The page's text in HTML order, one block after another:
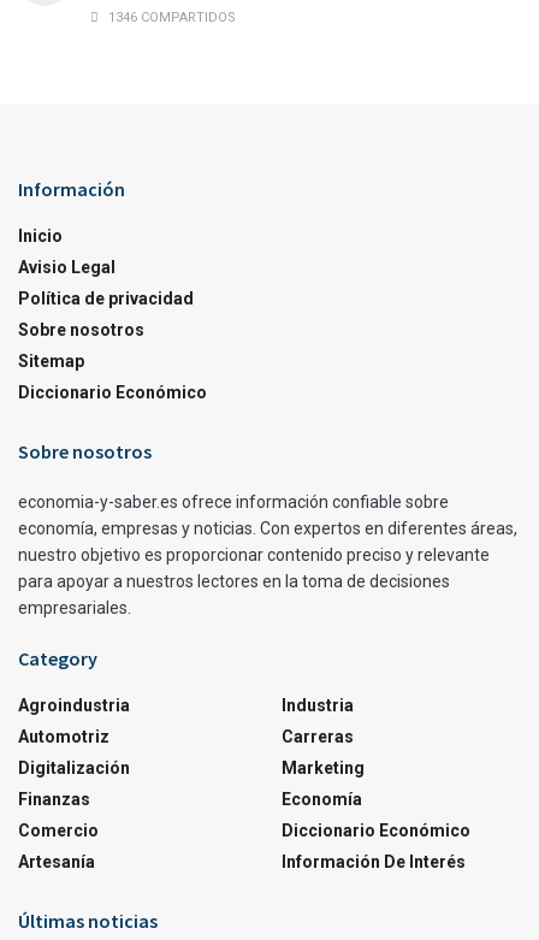
1346 COMPARTIDOS
Información
Inicio
Avisio Legal
Política de privacidad
Sobre nosotros
Sitemap
Diccionario Económico
Sobre nosotros
economia-y-saber.es ofrece información confiable sobre
economía, empresas y noticias. Con expertos en diferentes áreas,
nuestro objetivo es proporcionar contenido preciso y relevante
para apoyar a nuestros lectores en la toma de decisiones
empresariales.
Category
Agroindustria
Automotriz
Digitalización
Finanzas
Comercio
Artesanía
Industria
Carreras
Marketing
Economía
Diccionario Económico
Información De Interés
Últimas noticias